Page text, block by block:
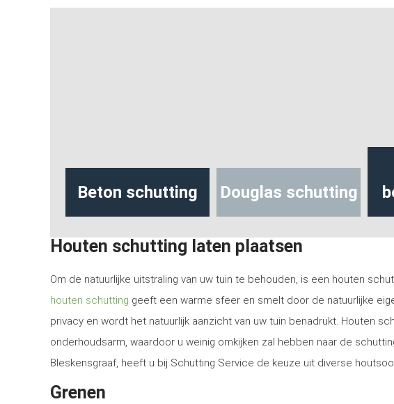
Beton schutting Douglas schutting
Houten schutting laten plaatsen
Om de natuurlijke uitstraling van uw tuin te behouden, is een houten
houten schutting geeft een warme sfeer en smelt door de natuurlijke
privacy en wordt het natuurlijk aanzicht van uw tuin benadrukt. Houten
onderhoudsarm, waardoor u weinig omkijken zal hebben naar de
Bleskensgraaf, heeft u bij Schutting Service de keuze uit diverse
Grenen